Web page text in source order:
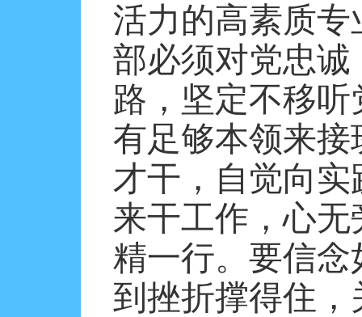
活力的高素质
部必须对党忠
路，坚定不移
有足够本领来
才干，自觉向
来干工作，心
精一行。要信
到挫折撑得住